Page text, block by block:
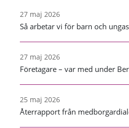
27 maj 2026
Så arbetar vi för barn och
27 maj 2026
Företagare – var med under
25 maj 2026
Återrapport från